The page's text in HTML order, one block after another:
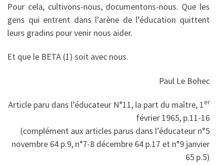
Pour cela, cultivons-nous, documen­tons-nous. Que les
gens qui entrent dans l’arène de l’éducation quittent
leurs gradins pour venir nous aider.
Et que le BETA (1) soit avec nous.
Paul Le Bohec
Article paru dans l’éducateur N°11, la part du maître, 1er
février 1965, p.11-16
(complément aux articles parus dans l’éducateur n°5
novembre 64 p.9, n°7-8 décembre 64 p.17 et n°9 janvier
65 p.5)